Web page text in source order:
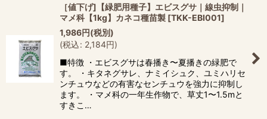
［値下げ]【緑肥用種子】エビスグサ｜線虫抑制｜
マメ科【1kg】カネコ種苗製 [TKK-EBI001]
1,986円(税別)
(税込: 2,184円)
■特徴 ・エビスグサは春播き〜夏播きの緑肥で
す。 ・キタネグサレ、ナミイシュク、ユミハリセ
ンチュウなどの有害なセンチュウを強力に抑制し
ます。 ・マメ科の一年生作物で、草丈1〜1.5mと
すきこ…